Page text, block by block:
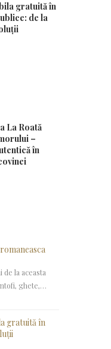
gratuită în
de la
La Roată
–
în
de la aceasta
ghete,…
gratuită în